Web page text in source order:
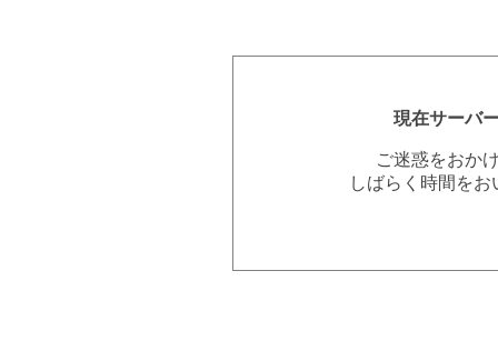
現在サーバ
ご迷惑をおか
しばらく時間を